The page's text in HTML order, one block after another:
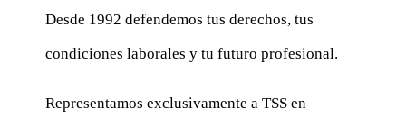
Desde 1992 defendemos tus derechos, tus
condiciones laborales y tu futuro profesional.
Representamos exclusivamente a TSS en